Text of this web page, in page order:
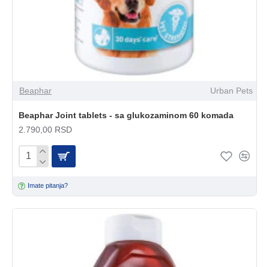
Beaphar Urban Pets
Beaphar Joint tablets - sa glukozaminom 60 komada
2.790,00 RSD
Imate pitanja?